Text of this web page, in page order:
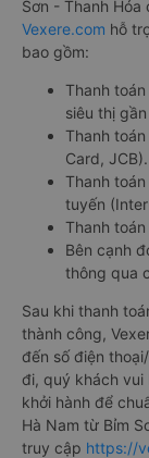
Sơn - Thanh
Vexere.com hỗ
bao gồm:
Thanh
siêu thị
Thanh
Card, JCB).
Thanh
tuyến
Thanh
Bên cạnh
thông qua
Sau khi thanh
thành công,
đến số điện
đi, quý khách
khởi hành để
Hà Nam từ Bỉm
truy cập https://